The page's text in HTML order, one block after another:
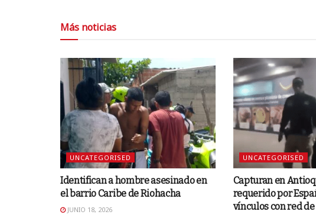
Más noticias
UNCATEGORISED
Identifican a hombre asesinado en
el barrio Caribe de Riohacha
JUNIO 18, 2026
UNCATEGORISED
Capturan en
requerido por
vínculos con red